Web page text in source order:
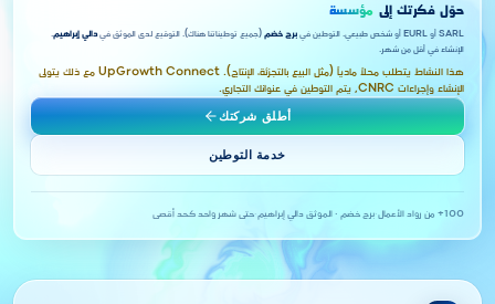
حوّل فكرتك إلى مؤسسة
SARL أو EURL أو شخص طبيعي. التوطين في برج خضم (جميع توطيناتنا هناك). التوقيع لدى الموثق فيدالي إبراهيم.
الإنشاء في أقل من شهر.
هذا النشاط يتطلب محلاً مادياً (مثل البيع بالتجزئة، الإنتاج). UpGrowth Connect مع ذلك يتولى
الإنشاء وإجراءات CNRC, يتم التوطين في عنوانك التجاري.
أطلق شركتك
خدمة التوطين
100+ من رواد الأعمال ·برج خضم · الموثق دالي إبراهيم·حتى شهر واحد كحد أقصى